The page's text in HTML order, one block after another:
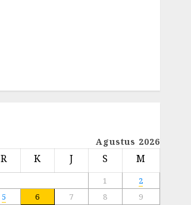
Agustus 2026
R K J S M
1
2
5 6 7 8 9